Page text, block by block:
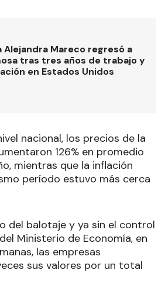
Alejandra Mareco regresó a
tras tres años de trabajo y
en Estados Unidos
nacional, los precios de la
126% en promedio
mientras que la inflación
período estuvo más cerca
del balotaje y ya sin el control
Ministerio de Economía, en
las empresas
sus valores por un total